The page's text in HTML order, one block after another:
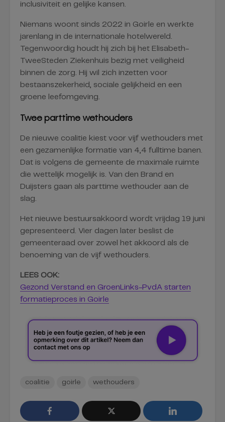
inclusiviteit en gelijke kansen.
Niemans woont sinds 2022 in Goirle en werkte
jarenlang in de internationale hotelwereld.
Tegenwoordig houdt hij zich bij het Elisabeth-
TweeSteden Ziekenhuis bezig met veiligheid
binnen de zorg. Hij wil zich inzetten voor
bestaanszekerheid, sociale gelijkheid en een
groene leefomgeving.
Twee parttime wethouders
De nieuwe coalitie kiest voor vijf wethouders met
een gezamenlijke formatie van 4,4 fulltime banen.
Dat is volgens de gemeente de maximale ruimte
die wettelijk mogelijk is. Van den Brand en
Duijsters gaan als parttime wethouder aan de
slag.
Het nieuwe bestuursakkoord wordt vrijdag 19 juni
gepresenteerd. Vier dagen later beslist de
gemeenteraad over zowel het akkoord als de
benoeming van de vijf wethouders.
LEES OOK:
Gezond Verstand en GroenLinks-PvdA starten
formatieproces in Goirle
coalitie goirle wethouders